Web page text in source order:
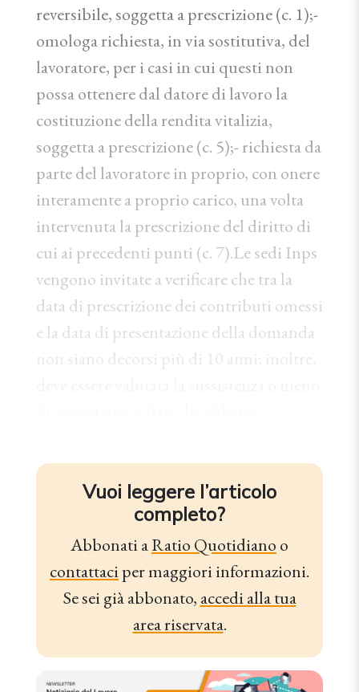
reversibile, soggetta a prescrizione (c. 1);-
omologa richiesta, in via sostitutiva, del
lavoratore, per i casi in cui questi non
possa ottenere dal datore di lavoro la
costituzione della rendita vitalizia,
soggetta a prescrizione (c. 5);- richiesta da
parte del lavoratore in proprio, con onere
interamente a proprio carico, una volta
intervenuta la prescrizione del diritto di
cui ai precedenti punti (c. 7).Le sedi Inps
vengono invitate a verificare che tra la
data di prescrizione dei contributi omessi
e la data di presentazione della domanda
non siano decorsi più di 10 anni; inoltre,
Vuoi leggere l’articolo
completo?
Abbonati aRatio Quotidiano o
contattaciper maggiori informazioni.
Se sei già abbonato, accedi alla tua
area riservata.